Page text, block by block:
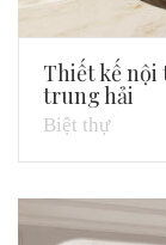
Thiết kế nội
trung hải
Biệt thự